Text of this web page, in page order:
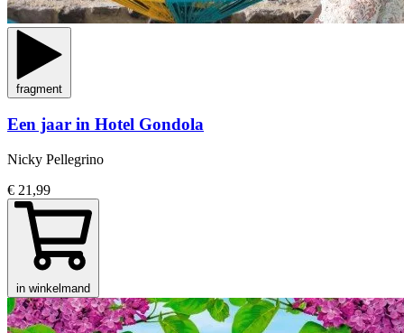
fragment
Een jaar in Hotel Gondola
Nicky Pellegrino
€ 21,99
in winkelmand